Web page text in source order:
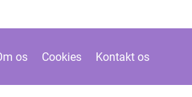
os Cookies Kontakt os